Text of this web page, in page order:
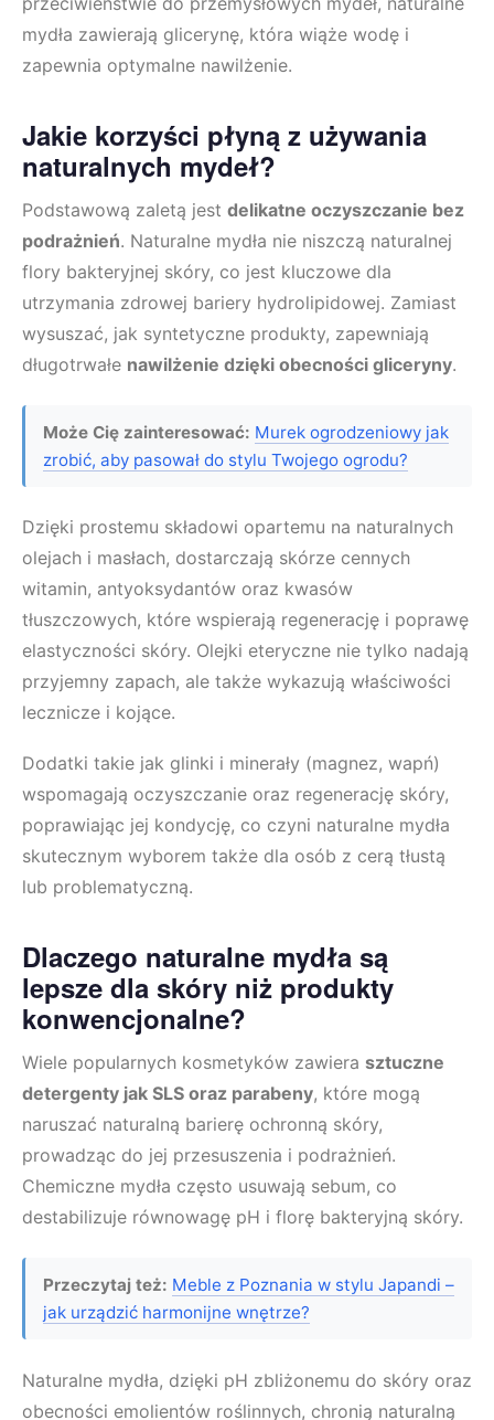
mydła zawierają glicerynę, która wiąże wodę i
zapewnia optymalne nawilżenie.
Jakie korzyści płyną z używania
naturalnych mydeł?
Podstawową zaletą jest delikatne oczyszczanie bez
podrażnień. Naturalne mydła nie niszczą naturalnej
flory bakteryjnej skóry, co jest kluczowe dla
utrzymania zdrowej bariery hydrolipidowej. Zamiast
wysuszać, jak syntetyczne produkty, zapewniają
długotrwałe nawilżenie dzięki obecności gliceryny.
Może Cię zainteresować: Murek ogrodzeniowy jak
zrobić, aby pasował do stylu Twojego ogrodu?
Dzięki prostemu składowi opartemu na naturalnych
olejach i masłach, dostarczają skórze cennych
witamin, antyoksydantów oraz kwasów
tłuszczowych, które wspierają regenerację i poprawę
elastyczności skóry. Olejki eteryczne nie tylko nadają
przyjemny zapach, ale także wykazują właściwości
lecznicze i kojące.
Dodatki takie jak glinki i minerały (magnez, wapń)
wspomagają oczyszczanie oraz regenerację skóry,
poprawiając jej kondycję, co czyni naturalne mydła
skutecznym wyborem także dla osób z cerą tłustą
lub problematyczną.
Dlaczego naturalne mydła są
lepsze dla skóry niż produkty
konwencjonalne?
Wiele popularnych kosmetyków zawiera sztuczne
detergenty jak SLS oraz parabeny, które mogą
naruszać naturalną barierę ochronną skóry,
prowadząc do jej przesuszenia i podrażnień.
Chemiczne mydła często usuwają sebum, co
destabilizuje równowagę pH i florę bakteryjną skóry.
Przeczytaj też: Meble z Poznania w stylu Japandi –
jak urządzić harmonijne wnętrze?
Naturalne mydła, dzięki pH zbliżonemu do skóry oraz
obecności emolientów roślinnych, chronią naturalną